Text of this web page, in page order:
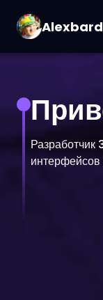
Alexbard
Разработчик